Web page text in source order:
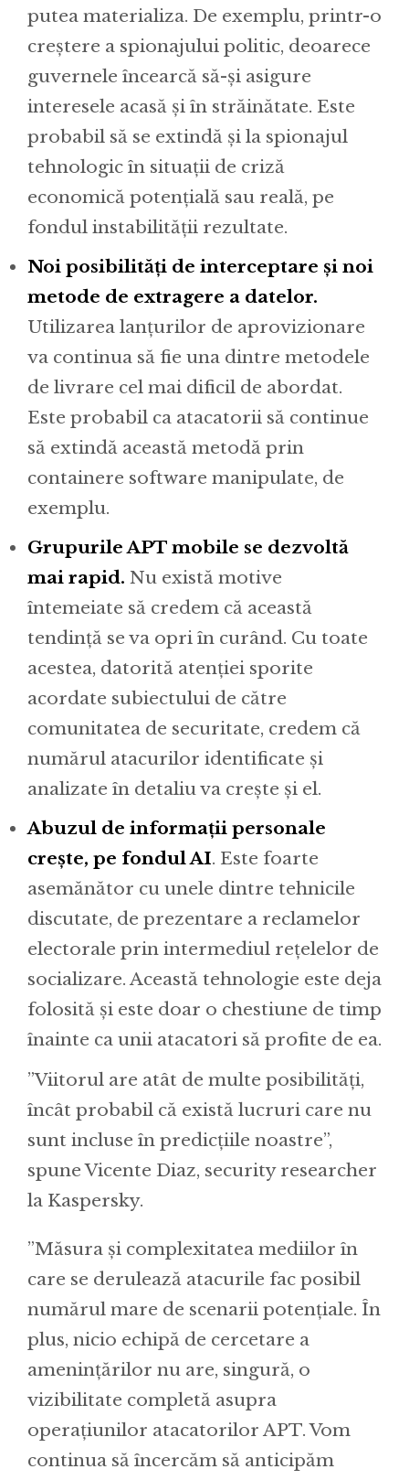
putea materializa. De exemplu, printr-o
creștere a spionajului politic, deoarece
guvernele încearcă să-și asigure
interesele acasă și în străinătate. Este
probabil să se extindă și la spionajul
tehnologic în situații de criză
economică potențială sau reală, pe
fondul instabilității rezultate.
Noi posibilități de interceptare și noi
metode de extragere a datelor.
Utilizarea lanțurilor de aprovizionare
va continua să fie una dintre metodele
de livrare cel mai dificil de abordat.
Este probabil ca atacatorii să continue
să extindă această metodă prin
containere software manipulate, de
exemplu.
Grupurile APT mobile se dezvoltă
mai rapid. Nu există motive
întemeiate să credem că această
tendință se va opri în curând. Cu toate
acestea, datorită atenției sporite
acordate subiectului de către
comunitatea de securitate, credem că
numărul atacurilor identificate și
analizate în detaliu va crește și el.
Abuzul de informații personale
crește, pe fondul AI. Este foarte
asemănător cu unele dintre tehnicile
discutate, de prezentare a reclamelor
electorale prin intermediul rețelelor de
socializare. Această tehnologie este deja
folosită și este doar o chestiune de timp
înainte ca unii atacatori să profite de ea.
”Viitorul are atât de multe posibilități,
încât probabil că există lucruri care nu
sunt incluse în predicțiile noastre”,
spune Vicente Diaz, security researcher
la Kaspersky.
”Măsura și complexitatea mediilor în
care se derulează atacurile fac posibil
numărul mare de scenarii potențiale. În
plus, nicio echipă de cercetare a
amenințărilor nu are, singură, o
vizibilitate completă asupra
operațiunilor atacatorilor APT. Vom
continua să încercăm să anticipăm